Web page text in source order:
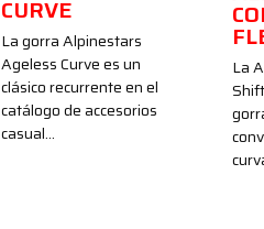
CURVE
La gorra Alpinestars
Ageless Curve es un
clásico recurrente en el
catálogo de accesorios
casual…
La